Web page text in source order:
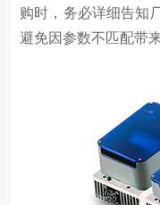
购时，务必详细告知
避免因参数不匹配带